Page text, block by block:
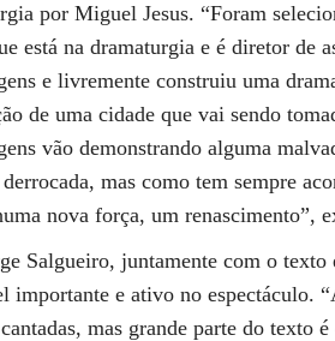
por Miguel Jesus. “Foram
está na dramaturgia e é diretor de
e livremente construiu uma
de uma cidade que vai sendo
vão demonstrando alguma
mas como tem sempre
nova força, um renascimento”,
Salgueiro, juntamente com o
importante e ativo no espectáculo.
mas grande parte do texto